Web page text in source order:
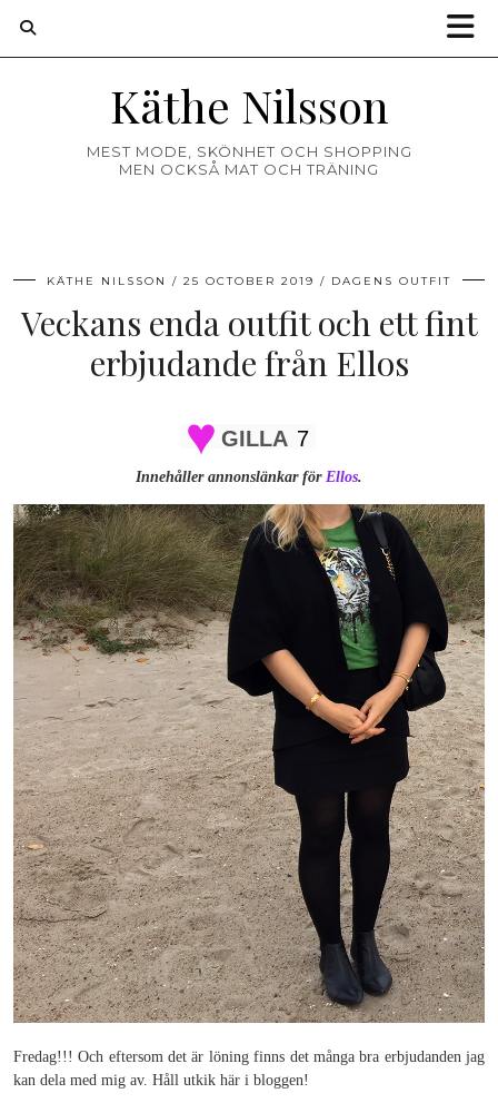
Käthe Nilsson
MEST MODE, SKÖNHET OCH SHOPPING
MEN OCKSÅ MAT OCH TRÄNING
KÄTHE NILSSON 25 OCTOBER 2019 DAGENS OUTFIT
Veckans enda outfit och ett fint
erbjudande från Ellos
GILLA 7
Innehåller annonslänkar för Ellos.
Fredag!!! Och eftersom det är löning finns det många bra erbjudanden jag
kan dela med mig av. Håll utkik här i bloggen!